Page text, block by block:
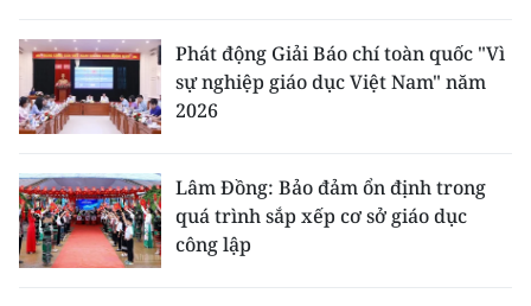
Phát động Giải Báo chí toàn quốc "Vì
sự nghiệp giáo dục Việt Nam" năm
2026
Lâm Đồng: Bảo đảm ổn định trong
quá trình sắp xếp cơ sở giáo dục
công lập